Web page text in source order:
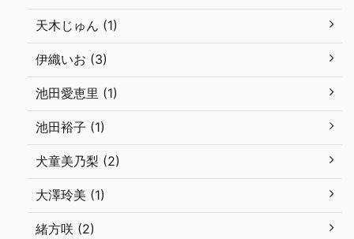
天木じゅん (1)
伊織いお (3)
池田愛恵里 (1)
池田裕子 (1)
犬童美乃梨 (2)
大澤玲美 (1)
緒方咲 (2)